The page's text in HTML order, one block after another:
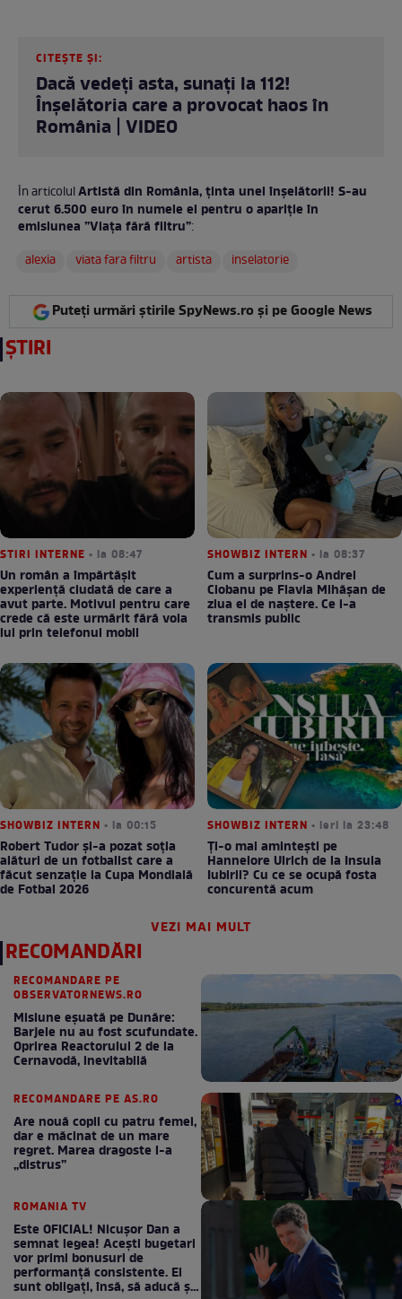
CITEȘTE ȘI:
Dacă vedeți asta, sunați la 112!
Înșelătoria care a provocat haos în
România | VIDEO
În articolulArtistă din România, ținta unei înșelătorii! S-au
cerut 6.500 euro în numele ei pentru o apariție în
emisiunea ”Viața fără filtru”:
alexia
viata fara filtru artista inselatorie
Puteți urmări știrile SpyNews.ro și pe Google News
ȘTIRI
STIRI INTERNE • la 08:47
Un român a împărtășit
experiență ciudată de care a
avut parte. Motivul pentru care
crede că este urmărit fără voia
lui prin telefonul mobil
SHOWBIZ INTERN • la 08:37
Cum a surprins-o Andrei
Ciobanu pe Flavia Mihășan de
ziua ei de naștere. Ce i-a
transmis public
SHOWBIZ INTERN • la 00:15
Robert Tudor și-a pozat soția
alături de un fotbalist care a
făcut senzație la Cupa Mondială
de Fotbal 2026
SHOWBIZ INTERN • ieri la 23:48
Ți-o mai amintești pe
Hannelore Ulrich de la Insula
Iubirii? Cu ce se ocupă fosta
concurentă acum
VEZI MAI MULT
RECOMANDĂRI
RECOMANDARE PE
OBSERVATORNEWS.RO
Misiune eșuată pe Dunăre:
Barjele nu au fost scufundate.
Oprirea Reactorului 2 de la
Cernavodă, inevitabilă
RECOMANDARE PE AS.RO
Are nouă copii cu patru femei,
dar e măcinat de un mare
regret. Marea dragoste l-a
„distrus”
ROMANIA TV
Este OFICIAL! Nicușor Dan a
semnat legea! Acești bugetari
vor primi bonusuri de
performanță consistente. Ei
sunt obligați, însă, să aducă și